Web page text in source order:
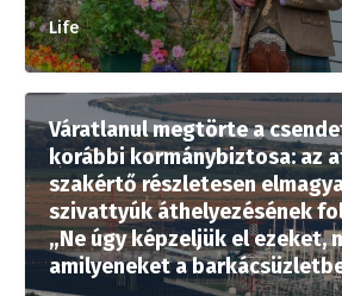
Life
Váratlanul megtörte a
korábbi kormánybiztosa: az
szakértő részletesen
szivattyúk áthelyezésének
„Ne úgy képzeljük el ezeket,
amilyeneket a